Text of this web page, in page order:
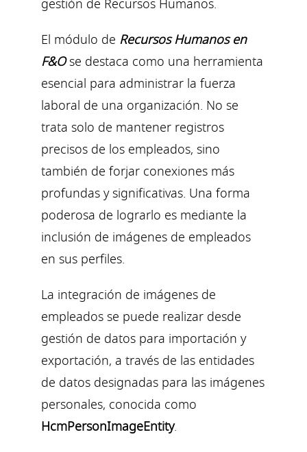
gestión de Recursos Humanos.
El módulo de Recursos Humanos en
F&Ose destaca como una herramienta
esencial para administrar la fuerza
laboral de una organización. No se
trata solo de mantener registros
precisos de los empleados, sino
también de forjar conexiones más
profundas y significativas. Una forma
poderosa de lograrlo es mediante la
inclusión de imágenes de empleados
en sus perfiles.
La integración de imágenes de
empleados se puede realizar desde
gestión de datos para importación y
exportación, a través de las entidades
de datos designadas para las imágenes
personales, conocida como
HcmPersonImageEntity.